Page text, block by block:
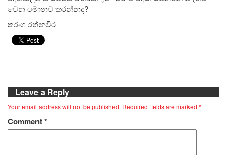
වෙන මොනව කරන්නද?
තරංග රත්නවීර
Leave a Reply
Your email address will not be published. Required fields are marked *
Comment*